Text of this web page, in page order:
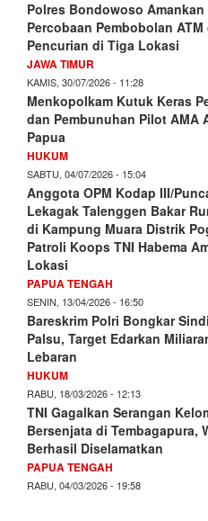
Polres Bondowoso Amankan
Percobaan Pembobolan ATM
Pencurian di Tiga Lokasi
JAWA TIMUR
KAMIS, 30/07/2026 - 11:28
Menkopolkam Kutuk Keras
dan Pembunuhan Pilot AMA
Papua
HUKUM
SABTU, 04/07/2026 - 15:04
Anggota OPM Kodap III/
Lekagak Talenggen Bakar
di Kampung Muara Distrik
Patroli Koops TNI Habema
Lokasi
PAPUA TENGAH
SENIN, 13/04/2026 - 16:50
Bareskrim Polri Bongkar
Palsu, Target Edarkan
Lebaran
HUKUM
RABU, 18/03/2026 - 12:13
TNI Gagalkan Serangan
Bersenjata di Tembagapura,
Berhasil Diselamatkan
PAPUA TENGAH
RABU, 04/03/2026 - 19:58